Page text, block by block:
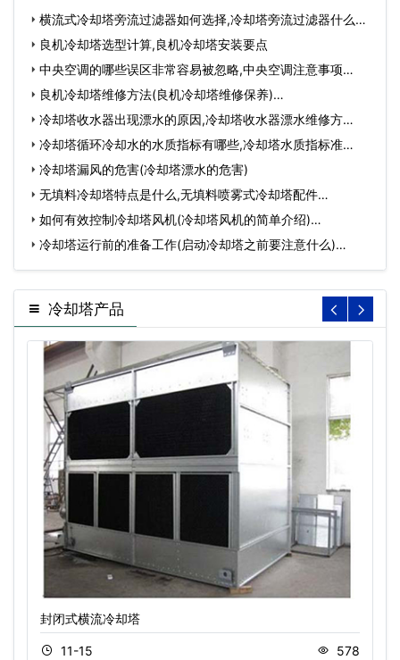
横流式冷却塔旁流过滤器如何选择,冷却塔旁流过滤器什么…
良机冷却塔选型计算,良机冷却塔安装要点
中央空调的哪些误区非常容易被忽略,中央空调注意事项…
良机冷却塔维修方法(良机冷却塔维修保养)…
冷却塔收水器出现漂水的原因,冷却塔收水器漂水维修方
法？…
冷却塔循环冷却水的水质指标有哪些,冷却塔水质指标准…
冷却塔漏风的危害(冷却塔漂水的危害)
无填料冷却塔特点是什么,无填料喷雾式冷却塔配件…
如何有效控制冷却塔风机(冷却塔风机的简单介绍)…
冷却塔运行前的准备工作(启动冷却塔之前要注意什么)…
冷却塔产品
封闭式横流冷却塔
11-15 578